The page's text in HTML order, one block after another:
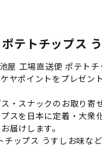
ポテトチップ
工場直送便 ポテト
ヤポイントをプレゼン
・スナックのお取り
スを日本に定着・大
届けします。
ップス うすしお味